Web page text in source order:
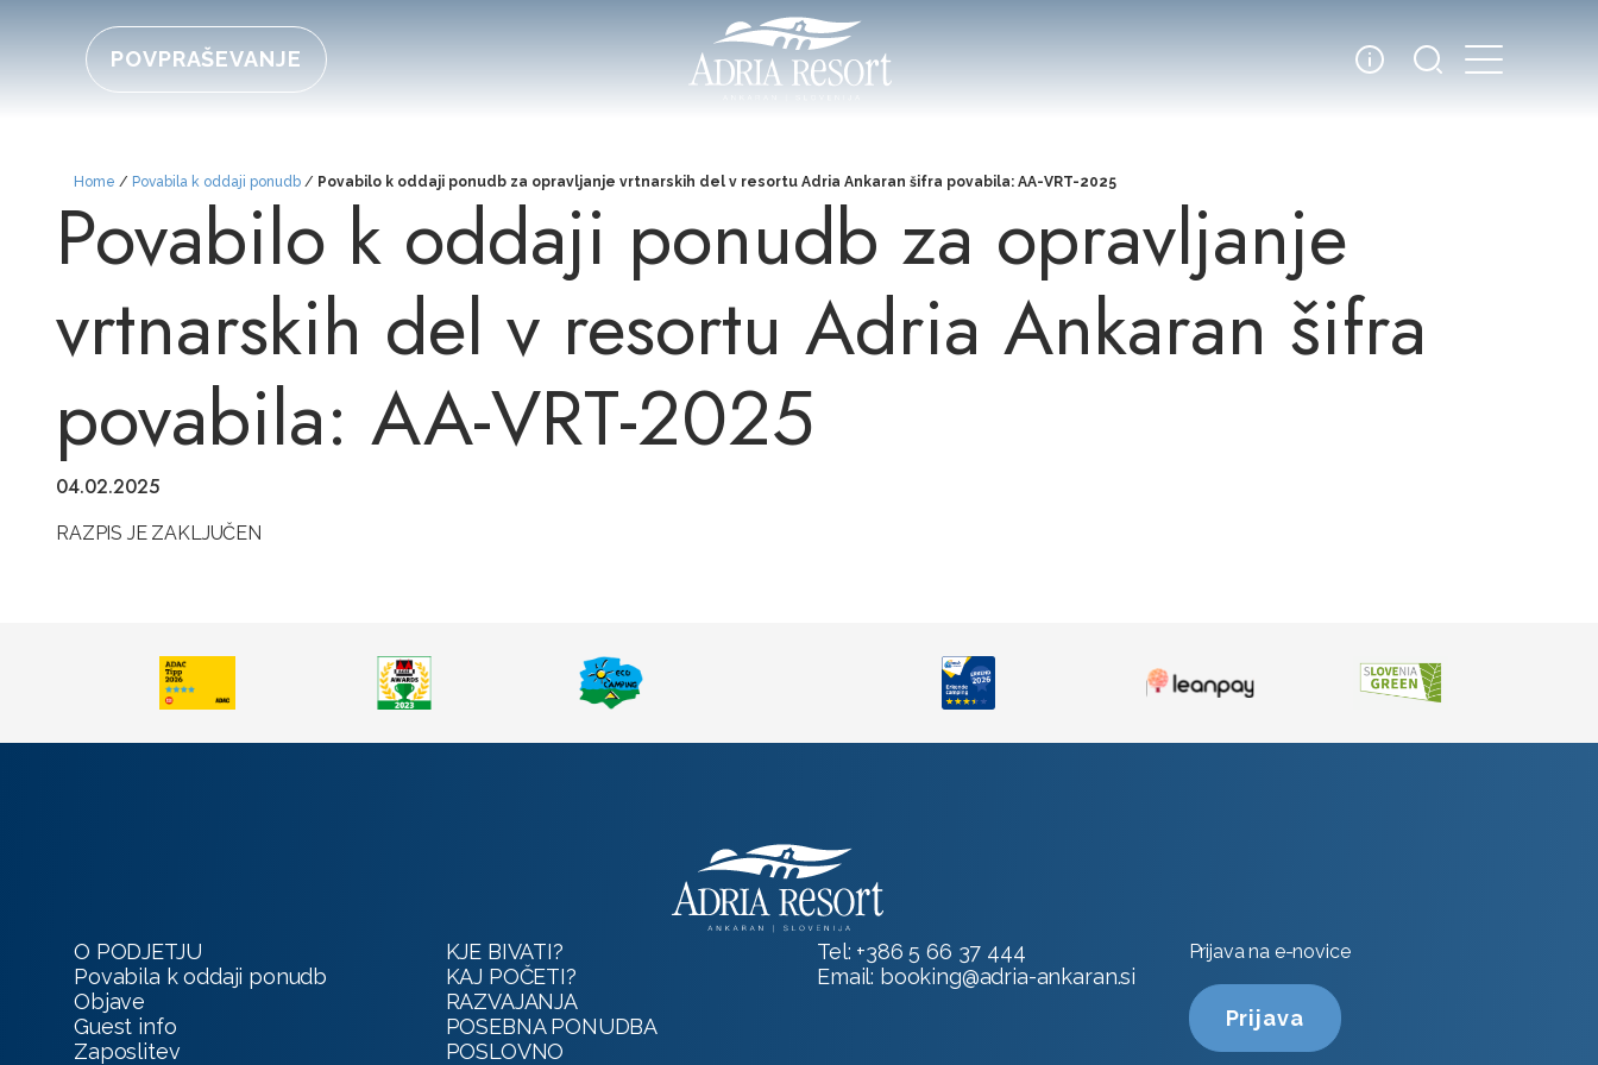
POVPRAŠEVANJE
Home / Povabila k oddaji ponudb / Povabilo k oddaji ponudb za opravljanje vrtnarskih del v resortu Adria Ankaran šifra povabila: AA-VRT-2025
Povabilo k oddaji ponudb za opravljanje
vrtnarskih del v resortu Adria Ankaran šifra
povabila: AA-VRT-2025
04.02.2025
RAZPIS JE ZAKLJUČEN
O PODJETJU
Povabila k oddaji ponudb
Objave
Guest info
Zaposlitev
KJE BIVATI?
KAJ POČETI?
RAZVAJANJA
POSEBNA PONUDBA
POSLOVNO
Tel: +386 5 66 37 444
Email: booking@adria-ankaran.si
Prijava na e-novice
Prijava